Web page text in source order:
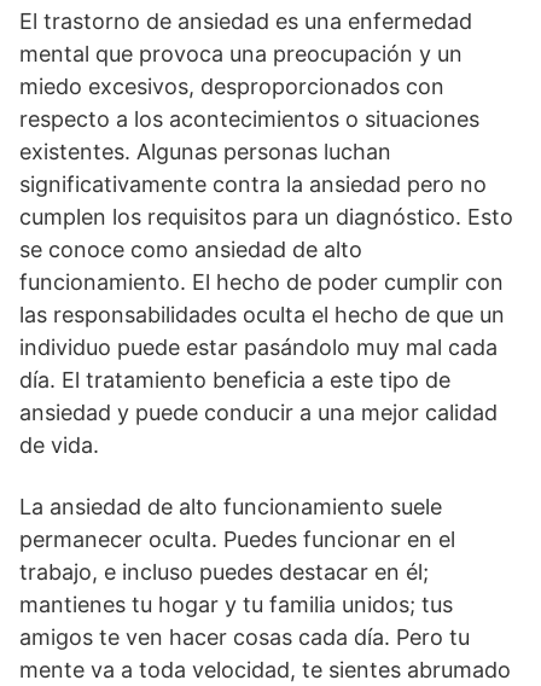
El trastorno de ansiedad es una enfermedad
mental que provoca una preocupación y un
miedo excesivos, desproporcionados con
respecto a los acontecimientos o situaciones
existentes. Algunas personas luchan
significativamente contra la ansiedad pero no
cumplen los requisitos para un diagnóstico. Esto
se conoce como ansiedad de alto
funcionamiento. El hecho de poder cumplir con
las responsabilidades oculta el hecho de que un
individuo puede estar pasándolo muy mal cada
día. El tratamiento beneficia a este tipo de
ansiedad y puede conducir a una mejor calidad
de vida.
La ansiedad de alto funcionamiento suele
permanecer oculta. Puedes funcionar en el
trabajo, e incluso puedes destacar en él;
mantienes tu hogar y tu familia unidos; tus
amigos te ven hacer cosas cada día. Pero tu
mente va a toda velocidad, te sientes abrumado